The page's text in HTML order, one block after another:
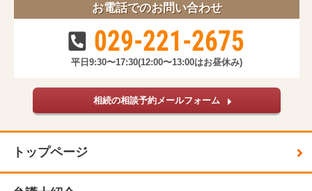
お電話でのお問い合わせ
029-221-2675
平日9:30〜17:30(12:00〜13:00はお昼休み)
相続の相談予約メールフォーム
トップページ